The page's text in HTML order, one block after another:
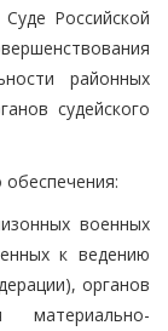
Российской
районных
судейского
военных
к ведению
органов
материально-